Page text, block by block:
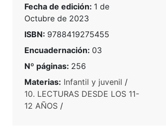
Fecha de edición: 1 de
Octubre de 2023
ISBN: 9788419275455
Encuadernación: 03
Nº páginas: 256
Materias: Infantil y juvenil /
10. LECTURAS DESDE LOS 11-
12 AÑOS/